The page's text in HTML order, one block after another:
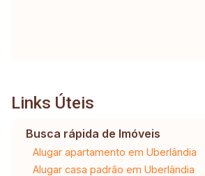
Links Úteis
Busca rápida de Imóveis
Alugar apartamento em Uberlândia
Alugar casa padrão em Uberlândia